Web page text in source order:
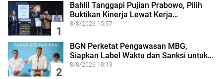
1
Bahlil Tanggapi Pujian Prabowo, Pilih
Buktikan Kinerja Lewat Kerja…
8/8/2026 15:57
2
BGN Perketat Pengawasan MBG,
Siapkan Label Waktu dan Sanksi untuk…
8/8/2026 10:13